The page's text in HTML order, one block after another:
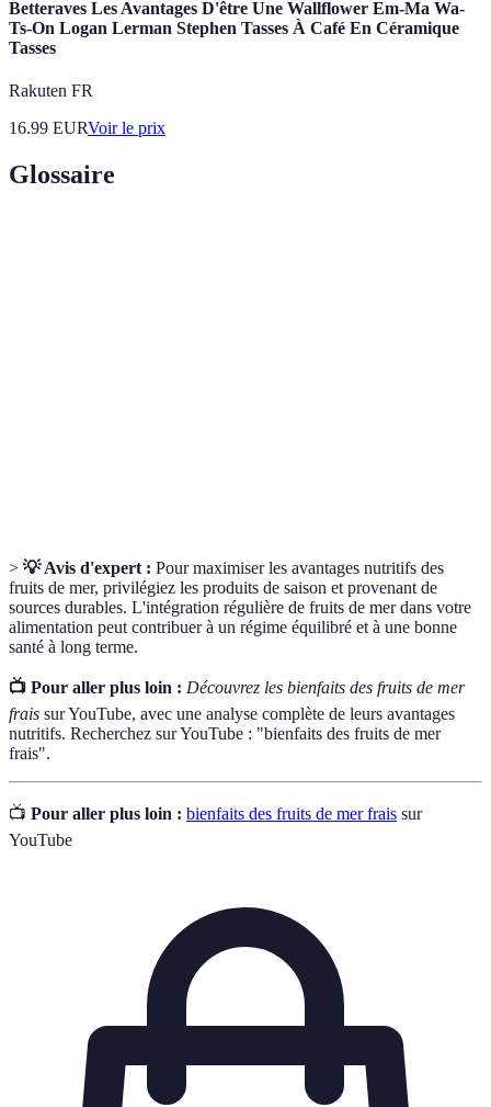
Betteraves Les Avantages D'être Une Wallflower Em-Ma Wa-
Ts-On Logan Lerman Stephen Tasses À Café En Céramique
Tasses
Rakuten FR
16.99 EURVoir le prix
Glossaire
> 💡 Avis d'expert : Pour maximiser les avantages nutritifs des
fruits de mer, privilégiez les produits de saison et provenant de
sources durables. L'intégration régulière de fruits de mer dans votre
alimentation peut contribuer à un régime équilibré et à une bonne
santé à long terme.
📺 Pour aller plus loin : Découvrez les bienfaits des fruits de mer
frais sur YouTube, avec une analyse complète de leurs avantages
nutritifs. Recherchez sur YouTube : "bienfaits des fruits de mer
frais".
📺 Pour aller plus loin : bienfaits des fruits de mer frais sur
YouTube